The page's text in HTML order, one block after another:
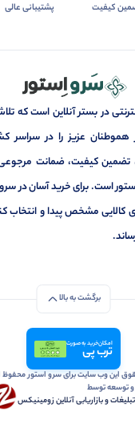
کیفیت پشتیبانی عالی
در بستر آنلاین است که
هموطنان عزیز را در
کیفیت، ضمانت مرجوعی
است. برای خرید آسان در
کالایی مشخص پیدا و انتخاب
برگشت به بالا
امکان خرید به صورت
ترب پی
این وب سایت برای سرو استور
توسعه توسط
و بازاریابی آنلاین زومینیکس